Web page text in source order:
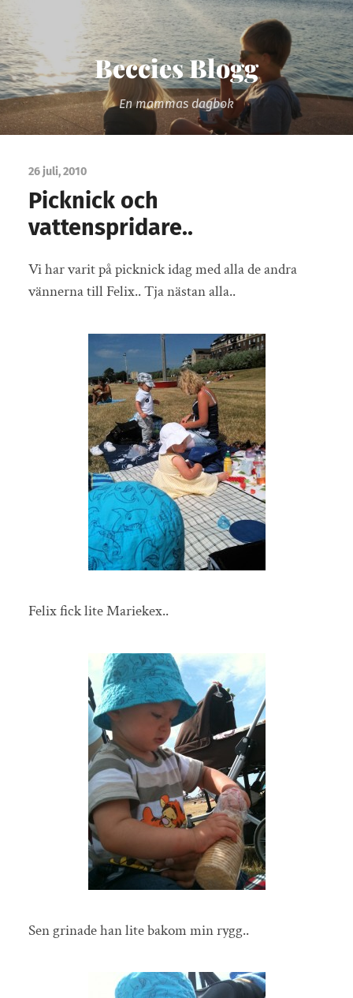
Beccies Blogg
En mammas dagbok
26 juli, 2010
Picknick och
vattenspridare..
Vi har varit på picknick idag med alla de andra
vännerna till Felix.. Tja nästan alla..
Felix fick lite Mariekex..
Sen grinade han lite bakom min rygg..